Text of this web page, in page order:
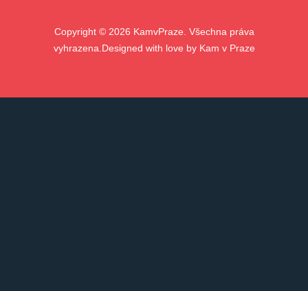
Copyright © 2026 KamvPraze. Všechna práva
vyhrazena. Designed with love by Kam v Praze